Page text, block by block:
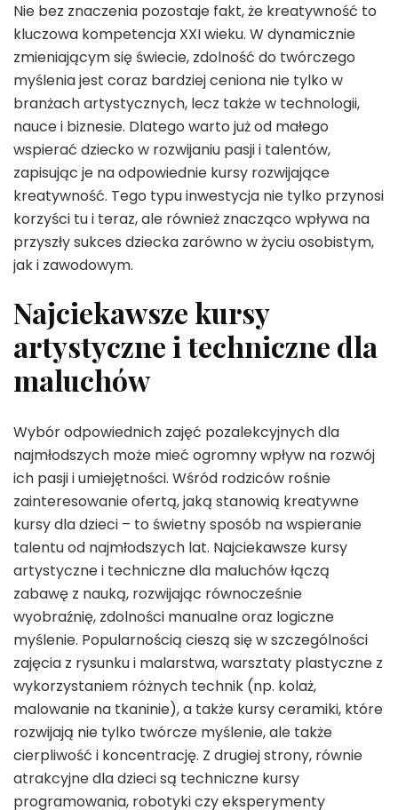
Nie bez znaczenia pozostaje fakt, że kreatywność to
kluczowa kompetencja XXI wieku. W dynamicznie
zmieniającym się świecie, zdolność do twórczego
myślenia jest coraz bardziej ceniona nie tylko w
branżach artystycznych, lecz także w technologii,
nauce i biznesie. Dlatego warto już od małego
wspierać dziecko w rozwijaniu pasji i talentów,
zapisując je na odpowiednie kursy rozwijające
kreatywność. Tego typu inwestycja nie tylko przynosi
korzyści tu i teraz, ale również znacząco wpływa na
przyszły sukces dziecka zarówno w życiu osobistym,
jak i zawodowym.
Najciekawsze kursy
artystyczne i techniczne dla
maluchów
Wybór odpowiednich zajęć pozalekcyjnych dla
najmłodszych może mieć ogromny wpływ na rozwój
ich pasji i umiejętności. Wśród rodziców rośnie
zainteresowanie ofertą, jaką stanowią kreatywne
kursy dla dzieci – to świetny sposób na wspieranie
talentu od najmłodszych lat. Najciekawsze kursy
artystyczne i techniczne dla maluchów łączą
zabawę z nauką, rozwijając równocześnie
wyobraźnię, zdolności manualne oraz logiczne
myślenie. Popularnością cieszą się w szczególności
zajęcia z rysunku i malarstwa, warsztaty plastyczne z
wykorzystaniem różnych technik (np. kolaż,
malowanie na tkaninie), a także kursy ceramiki, które
rozwijają nie tylko twórcze myślenie, ale także
cierpliwość i koncentrację. Z drugiej strony, równie
atrakcyjne dla dzieci są techniczne kursy
programowania, robotyki czy eksperymenty